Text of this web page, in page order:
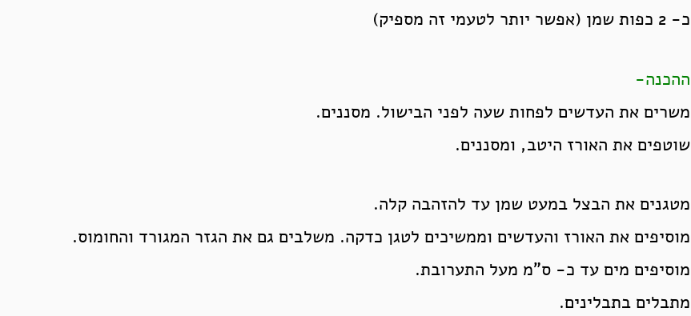
כ- 2 כפות שמן (אפשר יותר לטעמי זה מספיק)
ההכנה-
משרים את העדשים לפחות שעה לפני הבישול. מסננים.
שוטפים את האורז היטב, ומסננים.
מטגנים את הבצל במעט שמן עד להזהבה קלה.
מוסיפים את האורז והעדשים וממשיכים לטגן כדקה. משלבים גם את הגזר המגורד והחומוס.
מוסיפים מים עד כ- ס"מ מעל התערובת.
מתבלים בתבלינים.